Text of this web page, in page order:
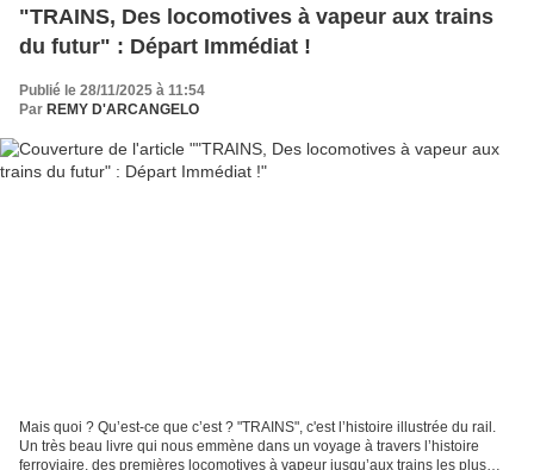
"TRAINS, Des locomotives à vapeur aux trains
du futur" : Départ Immédiat !
Publié le 28/11/2025 à 11:54
Par REMY D'ARCANGELO
Mais quoi ? Qu’est-ce que c’est ? "TRAINS", c'est l’histoire illustrée du rail.
Un très beau livre qui nous emmène dans un voyage à travers l’histoire
ferroviaire, des premières locomotives à vapeur jusqu’aux trains les plus